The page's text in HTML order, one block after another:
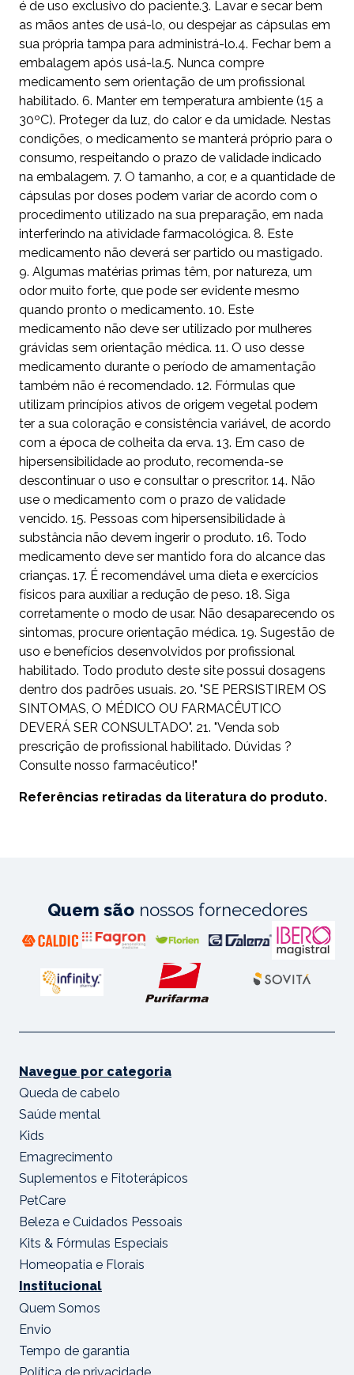
é de uso exclusivo do paciente.3. Lavar e secar bem
as mãos antes de usá-lo, ou despejar as cápsulas em
sua própria tampa para administrá-lo.4. Fechar bem a
embalagem após usá-la.5. Nunca compre
medicamento sem orientação de um profissional
habilitado. 6. Manter em temperatura ambiente (15 a
30ºC). Proteger da luz, do calor e da umidade. Nestas
condições, o medicamento se manterá próprio para o
consumo, respeitando o prazo de validade indicado
na embalagem. 7. O tamanho, a cor, e a quantidade de
cápsulas por doses podem variar de acordo com o
procedimento utilizado na sua preparação, em nada
interferindo na atividade farmacológica. 8. Este
medicamento não deverá ser partido ou mastigado.
9. Algumas matérias primas têm, por natureza, um
odor muito forte, que pode ser evidente mesmo
quando pronto o medicamento. 10. Este
medicamento não deve ser utilizado por mulheres
grávidas sem orientação médica. 11. O uso desse
medicamento durante o período de amamentação
também não é recomendado. 12. Fórmulas que
utilizam princípios ativos de origem vegetal podem
ter a sua coloração e consistência variável, de acordo
com a época de colheita da erva. 13. Em caso de
hipersensibilidade ao produto, recomenda-se
descontinuar o uso e consultar o prescritor. 14. Não
use o medicamento com o prazo de validade
vencido. 15. Pessoas com hipersensibilidade à
substância não devem ingerir o produto. 16. Todo
medicamento deve ser mantido fora do alcance das
crianças. 17. É recomendável uma dieta e exercícios
físicos para auxiliar a redução de peso. 18. Siga
corretamente o modo de usar. Não desaparecendo os
sintomas, procure orientação médica. 19. Sugestão de
uso e benefícios desenvolvidos por profissional
habilitado. Todo produto deste site possui dosagens
dentro dos padrões usuais. 20. "SE PERSISTIREM OS
SINTOMAS, O MÉDICO OU FARMACÊUTICO
DEVERÁ SER CONSULTADO". 21. "Venda sob
prescrição de profissional habilitado. Dúvidas ?
Consulte nosso farmacêutico!"
Referências retiradas da literatura do produto.
Quem sãonossos fornecedores
Navegue por categoria
Queda de cabelo
Saúde mental
Kids
Emagrecimento
Suplementos e Fitoterápicos
PetCare
Beleza e Cuidados Pessoais
Kits & Fórmulas Especiais
Homeopatia e Florais
Institucional
Quem Somos
Envio
Tempo de garantia